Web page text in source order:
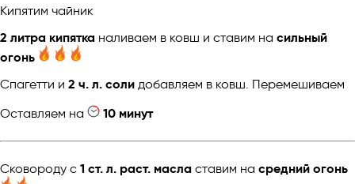
Кипятим чайник
2 литра кипятка наливаем в ковш и ставим на сильный
огонь
Спагетти и 2 ч. л. соли добавляем в ковш. Перемешиваем
Оставляем на
10 минут
Сковороду с 1 ст. л. раст. масла ставим на средний огонь